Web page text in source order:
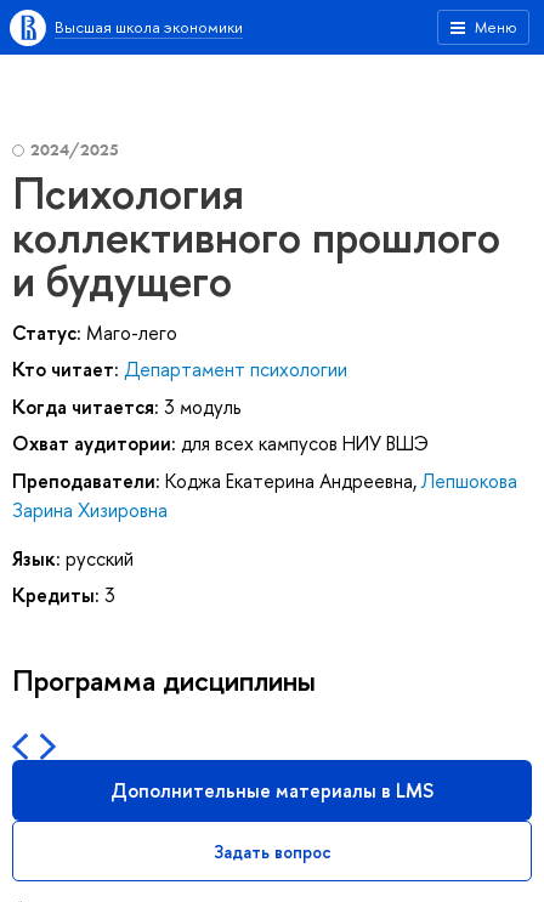
Меню
Высшая школа экономики
2024/2025
Психология
коллективного прошлого
и будущего
Статус: Маго-лего
Кто читает: Департамент психологии
Когда читается: 3 модуль
Охват аудитории: для всех кампусов НИУ ВШЭ
Преподаватели: Коджа Екатерина Андреевна,Лепшокова
Зарина Хизировна
Язык: русский
Кредиты: 3
Программа дисциплины
Дополнительные материалы в LMS
Задать вопрос